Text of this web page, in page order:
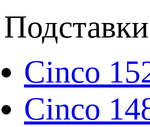
Подставки
Cinco
Cinco